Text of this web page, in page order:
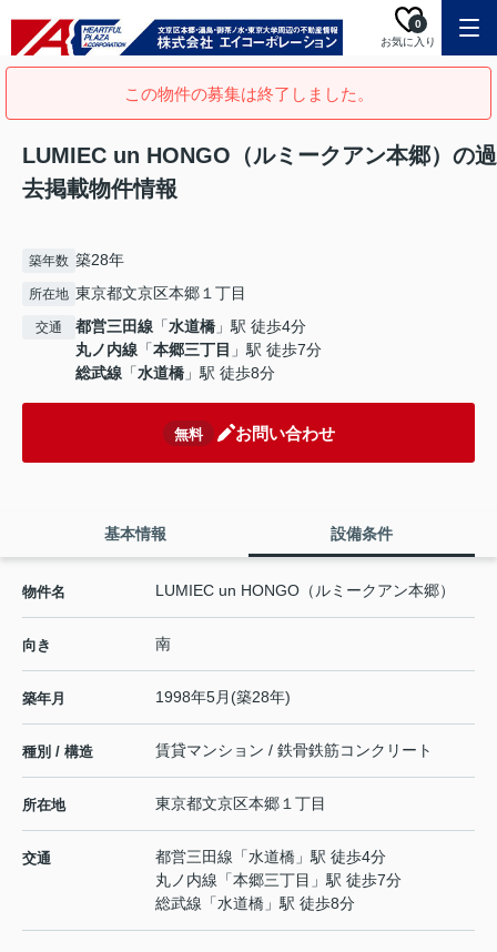
お気に入り
0
この物件の募集は終了しました。
LUMIEC un HONGO（ルミークアン本郷）の過
去掲載物件情報
築年数 築28年
所在地 東京都文京区本郷１丁目
交通 都営三田線 「水道橋 」駅 徒歩4分
丸ノ内線 「本郷三丁目 」駅 徒歩7分
総武線 「水道橋 」駅 徒歩8分
無料 お問い合わせ
基本情報 設備条件
物件名 LUMIEC un HONGO（ルミークアン本郷）
向き 南
築年月 1998年5月(築28年)
種別 / 構造 賃貸マンション / 鉄骨鉄筋コンクリート
所在地 東京都文京区本郷 １丁目
交通 都営三田線 「水道橋 」駅 徒歩4分
丸ノ内線 「本郷三丁目 」駅 徒歩7分
総武線 「水道橋 」駅 徒歩8分